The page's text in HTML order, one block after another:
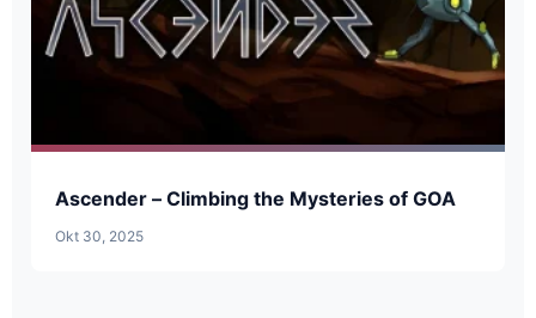
Ascender – Climbing the Mysteries of GOA
Okt 30, 2025